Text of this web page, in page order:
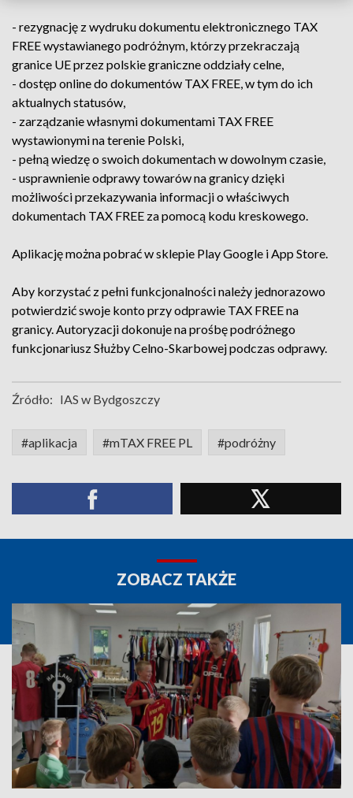
- rezygnację z wydruku dokumentu elektronicznego TAX
FREE wystawianego podróżnym, którzy przekraczają
granice UE przez polskie graniczne oddziały celne,
- dostęp online do dokumentów TAX FREE, w tym do ich
aktualnych statusów,
- zarządzanie własnymi dokumentami TAX FREE
wystawionymi na terenie Polski,
- pełną wiedzę o swoich dokumentach w dowolnym czasie,
- usprawnienie odprawy towarów na granicy dzięki
możliwości przekazywania informacji o właściwych
dokumentach TAX FREE za pomocą kodu kreskowego.
Aplikację można pobrać w sklepie Play Google i App Store.
Aby korzystać z pełni funkcjonalności należy jednorazowo
potwierdzić swoje konto przy odprawie TAX FREE na
granicy. Autoryzacji dokonuje na prośbę podróżnego
funkcjonariusz Służby Celno-Skarbowej podczas odprawy.
Źródło: IAS w Bydgoszczy
#aplikacja #mTAX FREE PL #podróżny
ZOBACZ TAKŻE